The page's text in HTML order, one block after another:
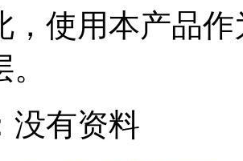
，使用本产品
没有资料